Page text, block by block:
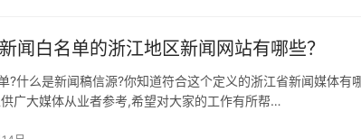
闻白名单的浙江地区新闻网站有哪些？
?什么是新闻稿信源?你知道符合这个定义的浙江省新闻媒体
广大媒体从业者参考,希望对大家的工作有所帮…